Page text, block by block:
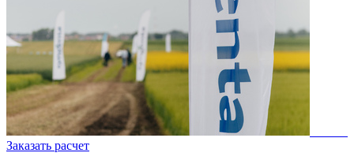
Заказать расчет